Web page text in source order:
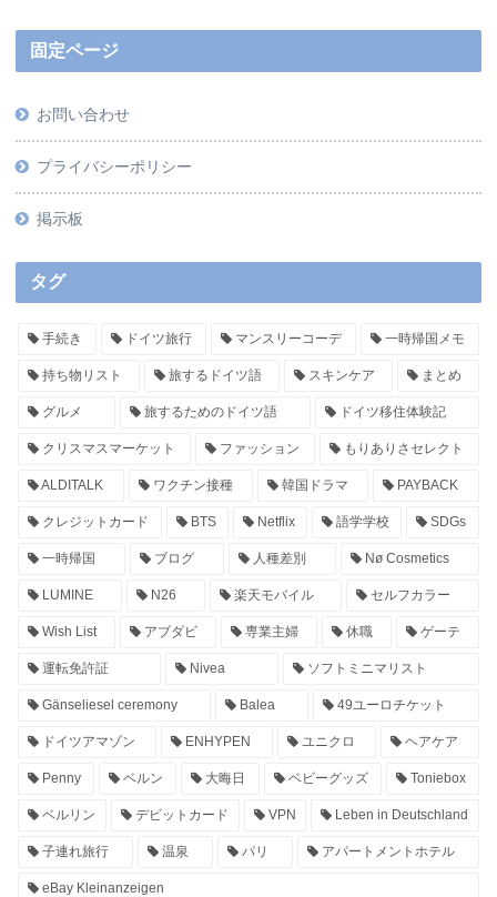
固定ページ
お問い合わせ
プライバシーポリシー
掲示板
タグ
手続き ドイツ旅行 マンスリーコーデ 一時帰国メモ
持ち物リスト 旅するドイツ語 スキンケア まとめ
グルメ 旅するためのドイツ語 ドイツ移住体験記
クリスマスマーケット ファッション もりありさセレクト
ALDITALK ワクチン接種 韓国ドラマ PAYBACK
クレジットカード BTS Netflix 語学学校 SDGs
一時帰国 ブログ 人種差別 Nø Cosmetics
LUMINE N26 楽天モバイル セルフカラー
Wish List アブダビ 専業主婦 休職 ゲーテ
運転免許証 Nivea ソフトミニマリスト
Gänseliesel ceremony Balea 49ユーロチケット
ドイツアマゾン ENHYPEN ユニクロ ヘアケア
Penny ベルン 大晦日 ベビーグッズ Toniebox
ベルリン デビットカード VPN Leben in Deutschland
子連れ旅行 温泉 パリ アパートメントホテル
eBay Kleinanzeigen